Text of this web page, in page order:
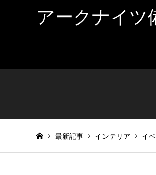
アークナイツ
最新記事 インテリア イ